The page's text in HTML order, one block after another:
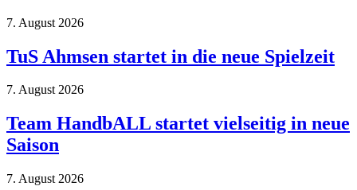
7. August 2026
TuS Ahmsen startet in die neue Spielzeit
7. August 2026
Team HandbALL startet vielseitig in neue
Saison
7. August 2026